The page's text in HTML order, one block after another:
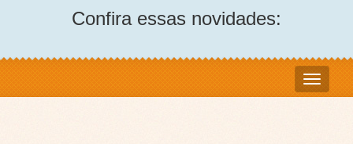
Confira essas novidades: